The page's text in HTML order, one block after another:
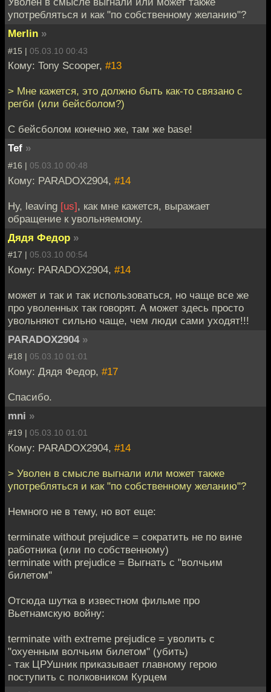
употребляться и как "по собственному желанию"?
Merlin »
#15 | 05.03.10 00:43
Кому: Tony Scooper, #13
> Мне кажется, это должно быть как-то связано с
регби (или бейсболом?)
С бейсболом конечно же, там же base!
Tef »
#16 | 05.03.10 00:48
Кому: PARADOX2904, #14
Ну, leaving [us], как мне кажется, выражает
обращение к увольняемому.
Дядя Федор »
#17 | 05.03.10 00:54
Кому: PARADOX2904, #14
может и так и так использоваться, но чаще все же
про уволенных так говорят. А может здесь просто
увольняют сильно чаще, чем люди сами уходят!!!
PARADOX2904 »
#18 | 05.03.10 01:01
Кому: Дядя Федор, #17
Спасибо.
mni »
#19 | 05.03.10 01:01
Кому: PARADOX2904, #14
> Уволен в смысле выгнали или может также
употребляться и как "по собственному желанию"?
Немного не в тему, но вот еще:
terminate without prejudice = сократить не по вине
работника (или по собственному)
terminate with prejudice = Выгнать c "волчьим
билетом"
Отсюда шутка в известном фильме про
Вьетнамскую войну:
terminate with extreme prejudice = уволить с
"охуенным волчьим билетом" (убить)
- так ЦРУшник приказывает главному герою
поступить с полковником Курцем